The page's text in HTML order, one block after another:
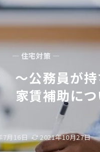
— 住宅対策 —
～公務員が持
家賃補助につ
7月16日 2021年10月27日